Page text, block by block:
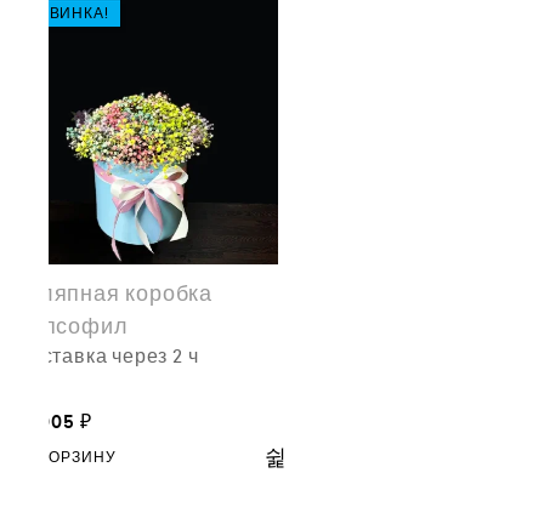
НОВИНКА!
Шляпная коробка
Гипсофил
доставка через 2 ч
11,005 ₽
В КОРЗИНУ